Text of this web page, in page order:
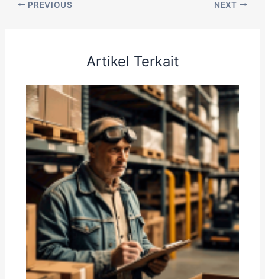
PREVIOUS NEXT
Artikel Terkait